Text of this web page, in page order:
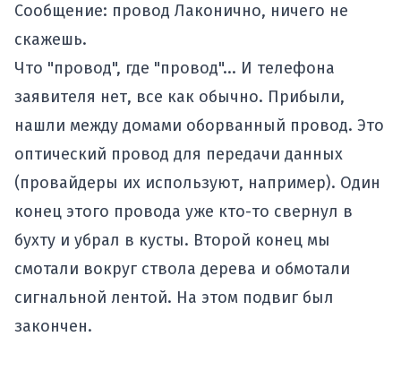
Сообщение: провод Лаконично, ничего не
скажешь.
Что "провод", где "провод"... И телефона
заявителя нет, все как обычно. Прибыли,
нашли между домами оборванный провод. Это
оптический провод для передачи данных
(провайдеры их используют, например). Один
конец этого провода уже кто-то свернул в
бухту и убрал в кусты. Второй конец мы
смотали вокруг ствола дерева и обмотали
сигнальной лентой. На этом подвиг был
закончен.